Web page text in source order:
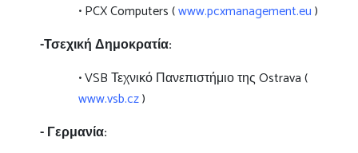
• PCX Computers (www.pcxmanagement.eu)
-Τσεχική Δημοκρατία:
• VSB Τεχνικό Πανεπιστήμιο της Ostrava (
www.vsb.cz)
- Γερμανία: